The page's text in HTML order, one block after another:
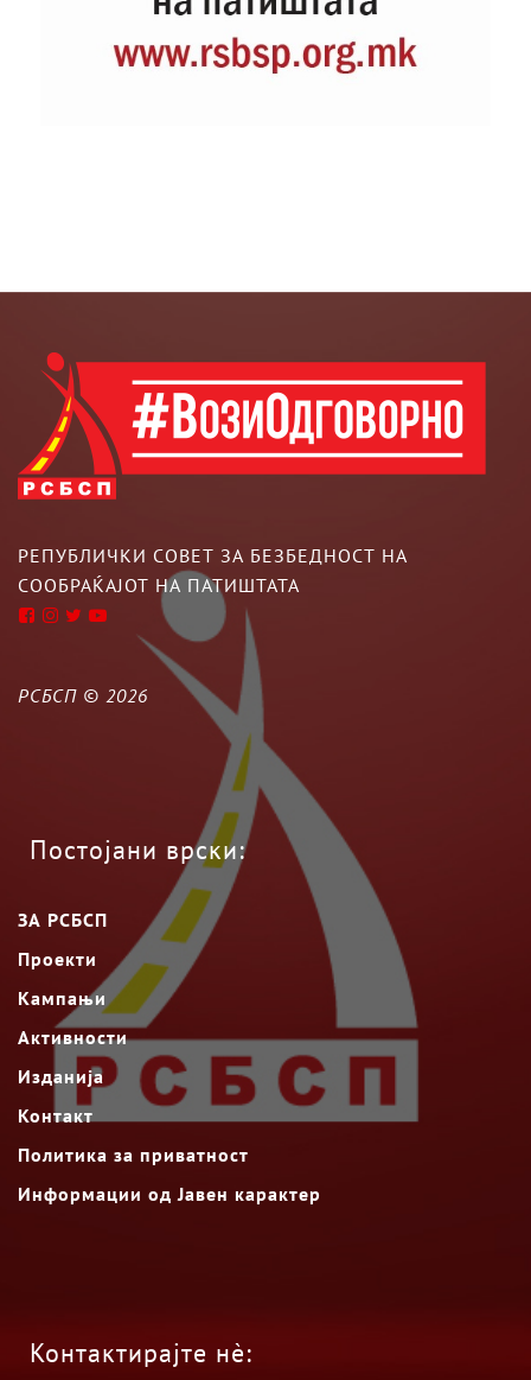
РЕПУБЛИЧКИ СОВЕТ ЗА БЕЗБЕДНОСТ НА
СООБРАЌАЈОТ НА ПАТИШТАТА
РСБСП © 2026
Постојани врски:
ЗА РСБСП
Проекти
Кампањи
Активности
Изданија
Контакт
Политика за приватност
Информации од Јавен карактер
Контактирајте нè: